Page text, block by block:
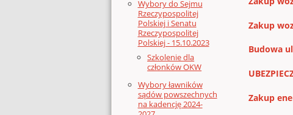
Wybory do Sejmu
Rzeczypospolitej
Polskiej i Senatu
Rzeczypospolitej
Polskiej - 15.10.2023
Szkolenie dla
członków OKW
Wybory ławników
sądów powszechnych
na kadencję 2024-
Zakup
Budowa
Zakup